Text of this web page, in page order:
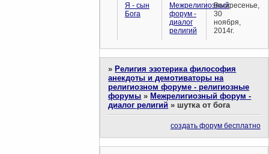
Я - сын
Бога
Межрелигиозный
форум -
диалог
религий
Воскресенье,
30
ноября,
2014г.
»Религия эзотерика философия
анекдоты и демотиваторы на
религиозном форуме - религиозные
форумы »Межрелигиозный форум -
диалог религий » шутка от бога
создать форум бесплатно